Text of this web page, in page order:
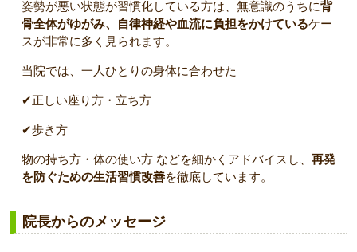
姿勢が悪い状態が習慣化している方は、無意識のうちに背
骨全体がゆがみ、自律神経や血流に負担をかけているケー
スが非常に多く見られます。
当院では、一人ひとりの身体に合わせた
✔正しい座り方・立ち方
✔歩き方
物の持ち方・体の使い方 などを細かくアドバイスし、 再発
を防ぐための生活習慣改善を徹底しています。
院長からのメッセージ